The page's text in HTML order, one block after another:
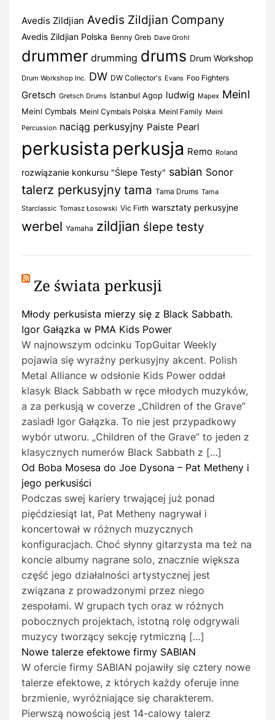
Avedis Zildjian Avedis Zildjian Company
Avedis Zildjian Polska Benny Greb Dave Grohl
drummer drumming drums Drum Workshop
Drum Workshop Inc. DW DW Collector's Evans Foo Fighters
Gretsch Gretsch Drums Istanbul Agop ludwig Mapex Meinl
Meinl Cymbals Meinl Cymbals Polska Meinl Family Meinl
Percussion naciąg perkusyjny Paiste Pearl
perkusista perkusja Remo Roland
rozwiązanie konkursu "Ślepe Testy" sabian Sonor
talerz perkusyjny tama Tama Drums Tama
Starclassic Tomasz Łosowski Vic Firth warsztaty perkusyjne
werbel Yamaha zildjian ślepe testy
Ze świata perkusji
Młody perkusista mierzy się z Black Sabbath.
Igor Gałązka w PMA Kids Power
W najnowszym odcinku TopGuitar Weekly
pojawia się wyraźny perkusyjny akcent. Polish
Metal Alliance w odsłonie Kids Power oddał
klasyk Black Sabbath w ręce młodych muzyków,
a za perkusją w coverze „Children of the Grave”
zasiadł Igor Gałązka. To nie jest przypadkowy
wybór utworu. „Children of the Grave” to jeden z
klasycznych numerów Black Sabbath z […]
Od Boba Mosesa do Joe Dysona – Pat Metheny i
jego perkusiści
Podczas swej kariery trwającej już ponad
pięćdziesiąt lat, Pat Metheny nagrywał i
koncertował w różnych muzycznych
konfiguracjach. Choć słynny gitarzysta ma też na
koncie albumy nagrane solo, znacznie większa
część jego działalności artystycznej jest
związana z prowadzonymi przez niego
zespołami. W grupach tych oraz w różnych
pobocznych projektach, istotną rolę odgrywali
muzycy tworzący sekcję rytmiczną […]
Nowe talerze efektowe firmy SABIAN
W ofercie firmy SABIAN pojawiły się cztery nowe
talerze efektowe, z których każdy oferuje inne
brzmienie, wyróżniające się charakterem.
Pierwszą nowością jest 14-calowy talerz